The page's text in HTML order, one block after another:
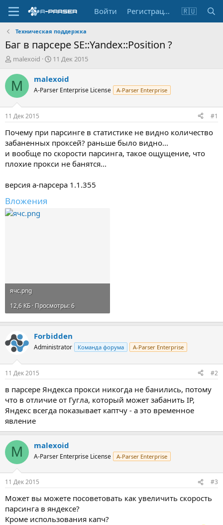
Войти Регистрация 🇷🇺
Техническая поддержка
Баг в парсере SE::Yandex::Position ?
А
т
о
т
е
м
ы
malexoid
Д
т
н
а
л
11 Дек 2015
M malexoid
A-Parser Enterprise License A-Parser Enterprise
11 Дек 2015 #1
Почему при парсинге в статистике не видно количество
забаненных проксей? раньше было видно...
и вообще по скорости парсинга, такое ощущение, что
плохие прокси не банятся...
версия а-парсера 1.1.355
Вложения
ячс.png
12,6 КБ · Просмотры: 6
Forbidden
Administrator Команда форума A-Parser Enterprise
11 Дек 2015 #2
в парсере Яндекса прокси никогда не банились, потому
что в отличие от Гугла, который может забанить IP,
Яндекс всегда показывает каптчу - а это временное
явление
M malexoid
A-Parser Enterprise License A-Parser Enterprise
11 Дек 2015 #3
Может вы можете посоветовать как увеличить скорость
парсинга в яндексе?
Кроме использования капч?